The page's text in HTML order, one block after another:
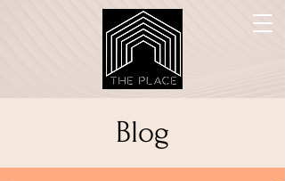
Blog